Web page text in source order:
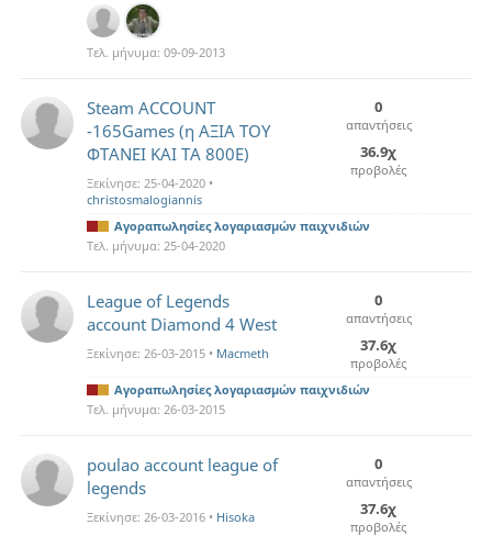
Τελ. μήνυμα: 09-09-2013
Steam ACCOUNT
-165Games (η ΑΞΙΑ ΤΟΥ
ΦΤΑΝΕΙ ΚΑΙ ΤΑ 800E)
Ξεκίνησε: 25-04-2020 •
christosmalogiannis
0
απαντήσεις
36.9χ
προβολές
Αγοραπωλησίες λογαριασμών παιχνιδιών
Τελ. μήνυμα: 25-04-2020
League of Legends
account Diamond 4 West
Ξεκίνησε: 26-03-2015 • Macmeth
0
απαντήσεις
37.6χ
προβολές
Αγοραπωλησίες λογαριασμών παιχνιδιών
Τελ. μήνυμα: 26-03-2015
poulao account league of
legends
Ξεκίνησε: 26-03-2016 • Hisoka
0
απαντήσεις
37.6χ
προβολές